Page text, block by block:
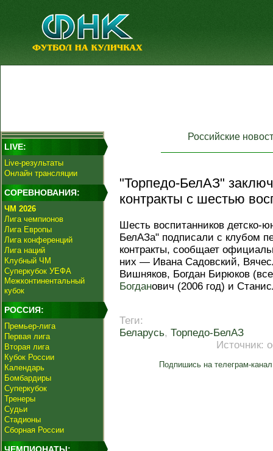
LIVE:
Live-результаты
Онлайн трансляции
СОРЕВНОВАНИЯ:
ЧМ 2026
Лига чемпионов
Лига Европы
Лига конференций
Лига наций
Клубный ЧМ
Суперкубок УЕФА
Межконтинентальный
кубок
РОССИЯ:
Премьер-лига
Первая лига
Вторая лига
Кубок России
Календарь
Бомбардиры
Суперкубок
Тренеры
Судьи
Стадионы
Сборная России
Российские
"Торпедо-БелАЗ"
контракты с шестью
Шесть воспитанников детско-
БелАЗа" подписали с клубом
контракты, сообщает
них — Ивана Садовский,
Вишняков, Богдан Бирюков
Богданович (2006 год) и
Теги:
Беларусь, Торпедо-БелАЗ
Источник:
Подпишись на телеграм-